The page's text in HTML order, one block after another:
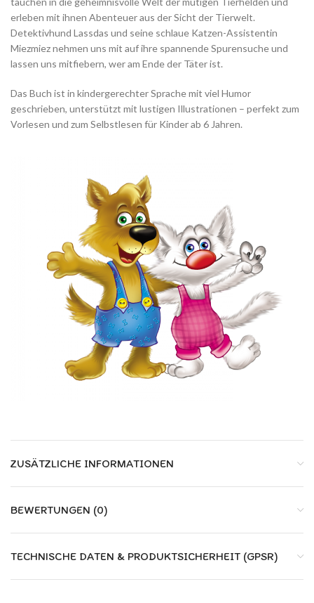
erleben mit ihnen Abenteuer aus der Sicht der Tierwelt.
Detektivhund Lassdas und seine schlaue Katzen-Assistentin
Miezmiez nehmen uns mit auf ihre spannende Spurensuche und
lassen uns mitfiebern, wer am Ende der Täter ist.
Das Buch ist in kindergerechter Sprache mit viel Humor
geschrieben, unterstützt mit lustigen Illustrationen – perfekt zum
Vorlesen und zum Selbstlesen für Kinder ab 6 Jahren.
ZUSÄTZLICHE INFORMATIONEN
BEWERTUNGEN (0)
TECHNISCHE DATEN & PRODUKTSICHERHEIT (GPSR)